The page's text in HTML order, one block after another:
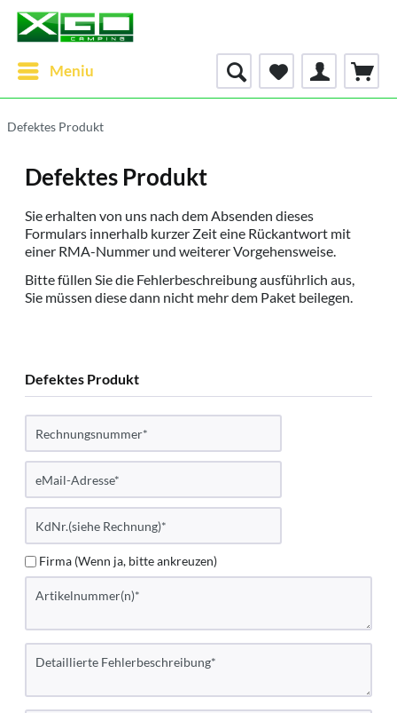
Meniu
Defektes Produkt
Defektes Produkt
Sie erhalten von uns nach dem Absenden dieses
Formulars innerhalb kurzer Zeit eine Rückantwort mit
einer RMA-Nummer und weiterer Vorgehensweise.
Bitte füllen Sie die Fehlerbeschreibung ausführlich aus,
Sie müssen diese dann nicht mehr dem Paket beilegen.
Defektes Produkt
Firma (Wenn ja, bitte ankreuzen)